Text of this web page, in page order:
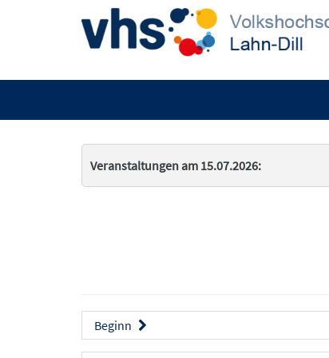
Veranstaltungen am 15.07.2026:
Beginn